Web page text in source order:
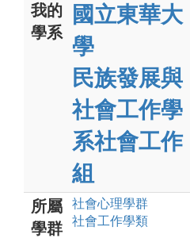
我的
學系
國立東華大
學
民族發展與
社會工作學
系社會工作
組
所屬
學群
社會心理學群
社會工作學類